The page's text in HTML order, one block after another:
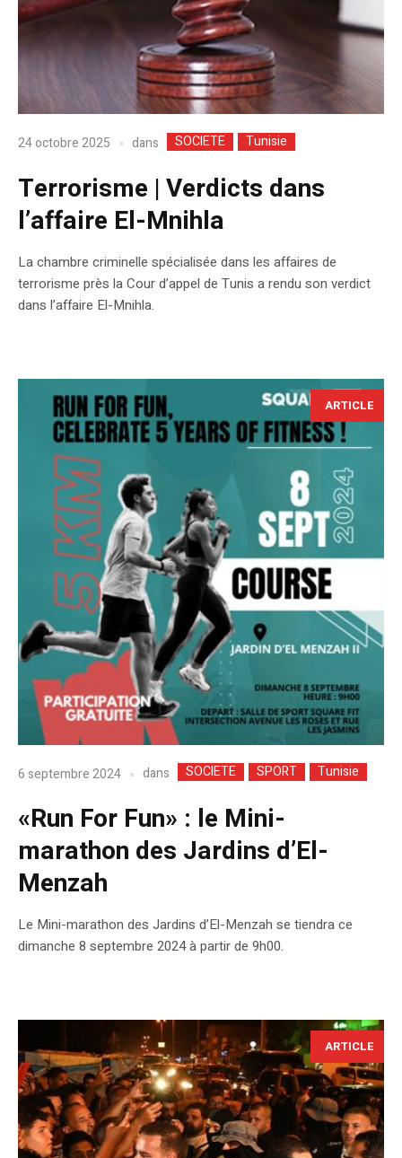
24 octobre 2025 dans SOCIETE Tunisie
Terrorisme | Verdicts dans
l’affaire El-Mnihla
La chambre criminelle spécialisée dans les affaires de
terrorisme près la Cour d’appel de Tunis a rendu son verdict
dans l’affaire El-Mnihla.
ARTICLE
6 septembre 2024 dans SOCIETE SPORT Tunisie
«Run For Fun» : le Mini-
marathon des Jardins d’El-
Menzah
Le Mini-marathon des Jardins d’El-Menzah se tiendra ce
dimanche 8 septembre 2024 à partir de 9h00.
ARTICLE